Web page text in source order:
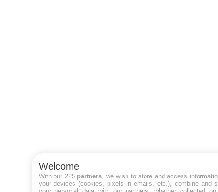
Welcome
With our 225 partners , we wish to store and access
your devices (cookies, pixels in emails, etc.), combine and
your personal data with our partners, whether collected